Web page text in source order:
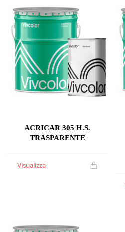
ACRICAR 305 H.S.
TRASPARENTE
Visualizza